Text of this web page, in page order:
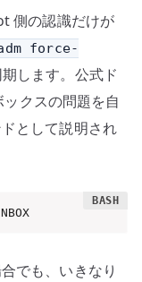
側の認識だけが
force-
します。公式ド
クスの問題を自
として説明され
でも、いきなり